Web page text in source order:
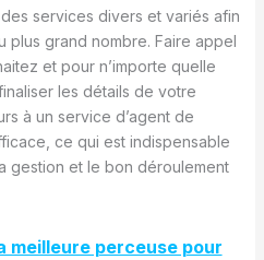
services divers et variés afin
plus grand nombre. Faire appel
et pour n’importe quelle
les détails de votre
à un service d’agent de
ce qui est indispensable
gestion et le bon déroulement
meilleure perceuse pour